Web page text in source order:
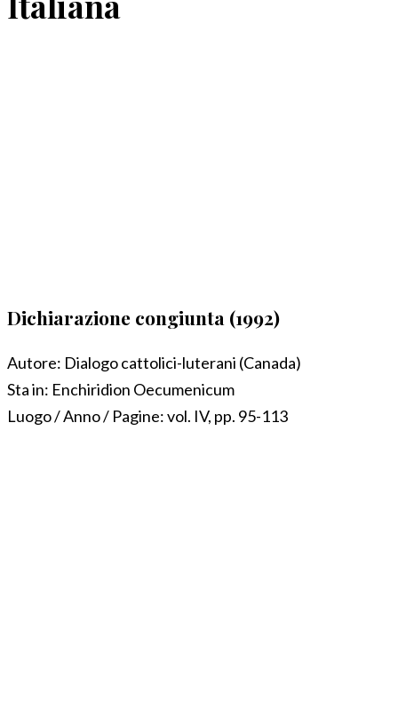
Dichiarazione congiunta (1992)
Autore: Dialogo cattolici-luterani (Canada)
Sta in: Enchiridion Oecumenicum
Luogo / Anno / Pagine:vol. IV, pp. 95-113